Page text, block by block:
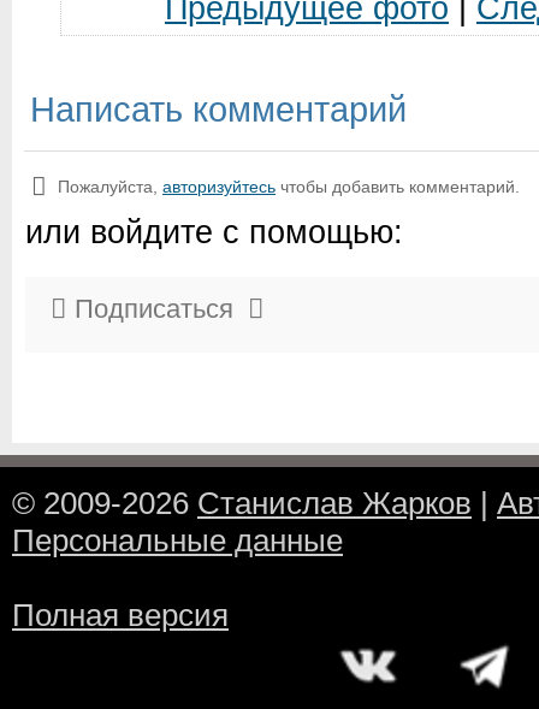
Предыдущее фото
Написать комментарий
Пожалуйста, авторизуйтесь чтобы добавить комментарий.
или войдите с помощью:
Подписаться
© 2009-2026 Станислав Жарков |
Персональные данные
Полная версия